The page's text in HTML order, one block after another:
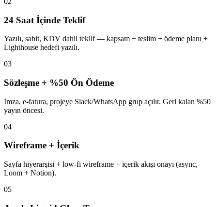
24 Saat İçinde Teklif
Yazılı, sabit, KDV dahil teklif — kapsam + teslim + ödeme planı +
Lighthouse hedefi yazılı.
03
Sözleşme + %50 Ön Ödeme
İmza, e-fatura, projeye Slack/WhatsApp grup açılır. Geri kalan %50
yayın öncesi.
04
Wireframe + İçerik
Sayfa hiyerarşisi + low-fi wireframe + içerik akışı onayı (async,
Loom + Notion).
05